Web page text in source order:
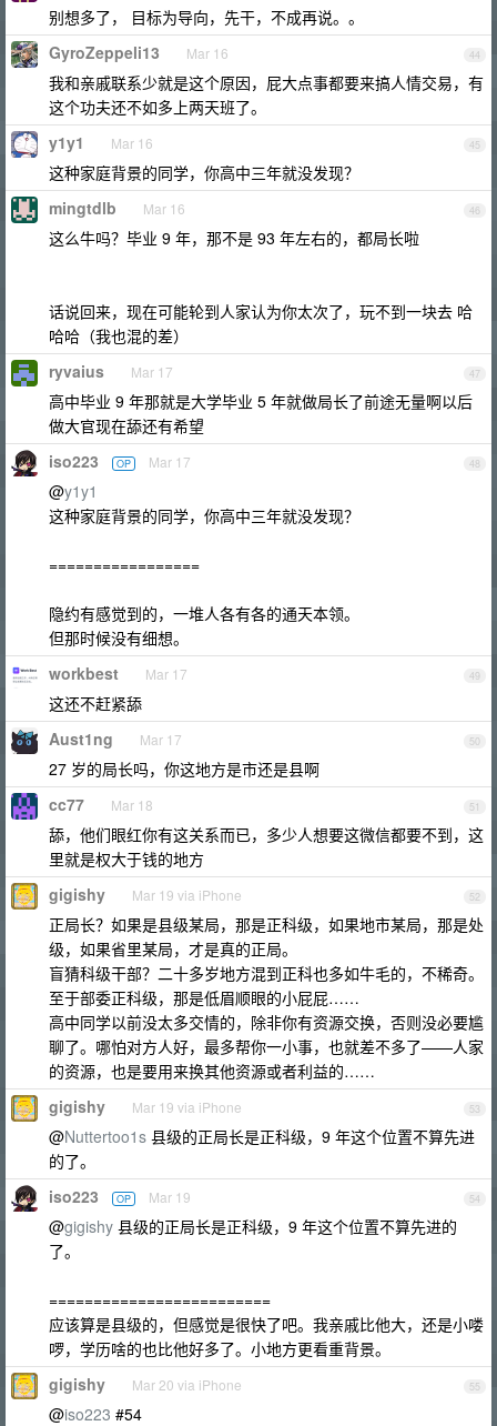
别想多了， 目标为导向，先干，不成再说。。
44
GyroZeppeli13 Mar 16
我和亲戚联系少就是这个原因，屁大点事都要来搞人情交易，有
这个功夫还不如多上两天班了。
45
y1y1 Mar 16
这种家庭背景的同学，你高中三年就没发现？
46
mingtdlb Mar 16
这么牛吗？毕业 9 年，那不是 93 年左右的，都局长啦
话说回来，现在可能轮到人家认为你太次了，玩不到一块去 哈
哈哈（我也混的差）
47
ryvaius Mar 17
高中毕业 9 年那就是大学毕业 5 年就做局长了前途无量啊以后
做大官现在舔还有希望
48
iso223 OP Mar 17
@y1y1
这种家庭背景的同学，你高中三年就没发现？
=================
隐约有感觉到的，一堆人各有各的通天本领。
但那时候没有细想。
49
workbest Mar 17
这还不赶紧舔
50
Aust1ng Mar 17
27 岁的局长吗，你这地方是市还是县啊
51
cc77 Mar 18
舔，他们眼红你有这关系而已，多少人想要这微信都要不到，这
里就是权大于钱的地方
52
gigishy Mar 19 via iPhone
正局长？如果是县级某局，那是正科级，如果地市某局，那是处
级，如果省里某局，才是真的正局。
盲猜科级干部？二十多岁地方混到正科也多如牛毛的，不稀奇。
至于部委正科级，那是低眉顺眼的小屁屁……
高中同学以前没太多交情的，除非你有资源交换，否则没必要尴
聊了。哪怕对方人好，最多帮你一小事，也就差不多了——人家
的资源，也是要用来换其他资源或者利益的……
53
gigishy Mar 19 via iPhone
@Nuttertoo1s 县级的正局长是正科级，9 年这个位置不算先进
的了。
54
iso223 OP Mar 19
@gigishy 县级的正局长是正科级，9 年这个位置不算先进的
了。
=========================
应该算是县级的，但感觉是很快了吧。我亲戚比他大，还是小喽
啰，学历啥的也比他好多了。小地方更看重背景。
55
gigishy Mar 20 via iPhone
@iso223 #54